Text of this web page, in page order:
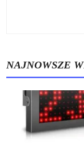
NAJNOWSZE